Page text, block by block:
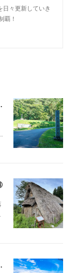
々更新していき
覇！
（日本）13
（日本）③